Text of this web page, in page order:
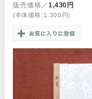
販売価格／1,430円
(本体価格:1,300円)